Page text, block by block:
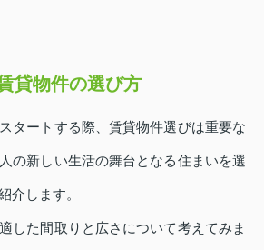
貸物件の選び方
タートする際、賃貸物件選びは重要な
の新しい生活の舞台となる住まいを選
介します。
した間取りと広さについて考えてみま